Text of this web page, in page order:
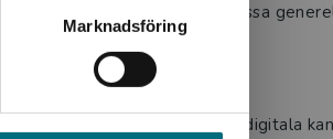
Marknadsföring
avtalet företräde framför dessa
via e-post och andra digitala